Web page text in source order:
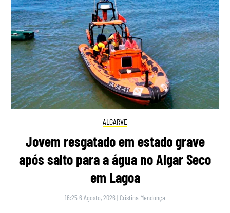
ALGARVE
Jovem resgatado em estado grave
após salto para a água no Algar Seco
em Lagoa
16:25 6 Agosto, 2026 | Cristina Mendonça